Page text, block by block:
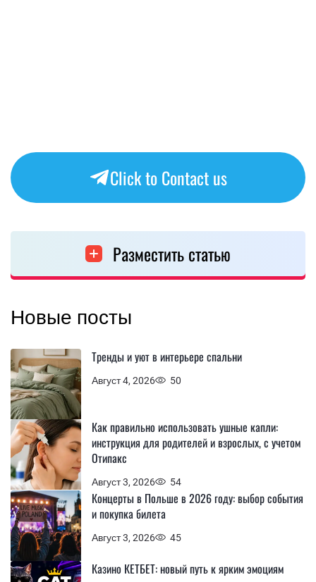
Click to Contact us
Разместить статью
Новые посты
Август 4, 2026 50
Тренды и уют в интерьере спальни
Август 3, 2026 54
Как правильно использовать ушные капли:
инструкция для родителей и взрослых, с учетом
Отипакс
Август 3, 2026 45
Концерты в Польше в 2026 году: выбор события
и покупка билета
Казино КЕТБЕТ: новый путь к ярким эмоциям